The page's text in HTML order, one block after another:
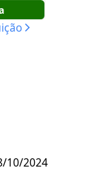
10/2024